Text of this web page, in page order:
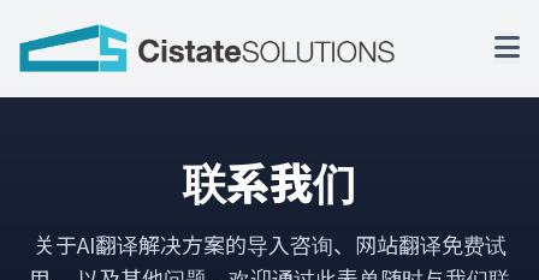
联系我们
关于AI翻译解决方案的导入咨询、网站翻译免费试